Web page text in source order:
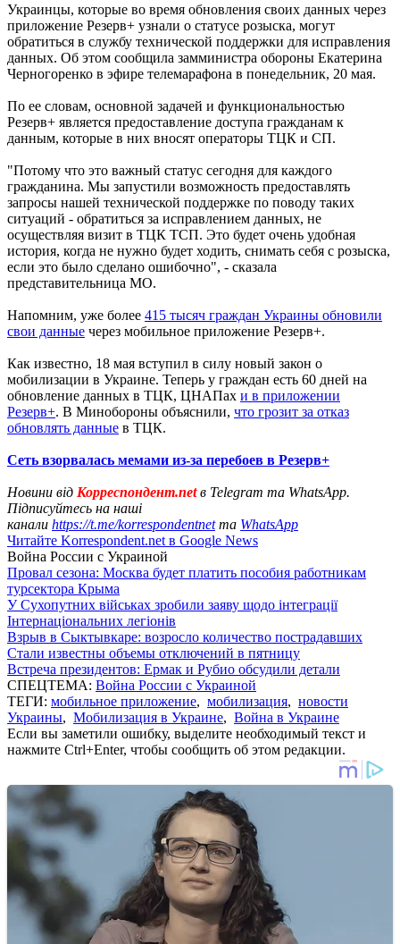
Украинцы, которые во время обновления своих данных через
приложение Резерв+ узнали о статусе розыска, могут
обратиться в службу технической поддержки для исправления
данных. Об этом сообщила замминистра обороны Екатерина
Черногоренко в эфире телемарафона в понедельник, 20 мая.
По ее словам, основной задачей и функциональностью
Резерв+ является предоставление доступа гражданам к
данным, которые в них вносят операторы ТЦК и СП.
"Потому что это важный статус сегодня для каждого
гражданина. Мы запустили возможность предоставлять
запросы нашей технической поддержке по поводу таких
ситуаций - обратиться за исправлением данных, не
осуществляя визит в ТЦК ТСП. Это будет очень удобная
история, когда не нужно будет ходить, снимать себя с розыска,
если это было сделано ошибочно", - сказала
представительница МО.
Напомним, уже более 415 тысяч граждан Украины обновили
свои данные через мобильное приложение Резерв+.
Как известно, 18 мая вступил в силу новый закон о
мобилизации в Украине. Теперь у граждан есть 60 дней на
обновление данных в ТЦК, ЦНАПах и в приложении
Резерв+. В Минобороны объяснили, что грозит за отказ
обновлять данные в ТЦК.
Сеть взорвалась мемами из-за перебоев в Резерв+
Новини від Корреспондент.netв Telegram та WhatsApp.
Підписуйтесь на наші
канали https://t.me/korrespondentnetта WhatsApp
Читайте Korrespondent.net в Google News
Война России с Украиной
Провал сезона: Москва будет платить пособия работникам
турсектора Крыма
У Сухопутних військах зробили заяву щодо інтеграції
Інтернаціональних легіонів
Взрыв в Сыктывкаре: возросло количество пострадавших
Стали известны объемы отключений в пятницу
Встреча президентов: Ермак и Рубио обсудили детали
СПЕЦТЕМА: Война России с Украиной
ТЕГИ: мобильное приложение, мобилизация, новости
Украины, Мобилизация в Украине, Война в Украине
Если вы заметили ошибку, выделите необходимый текст и
нажмите Ctrl+Enter, чтобы сообщить об этом редакции.